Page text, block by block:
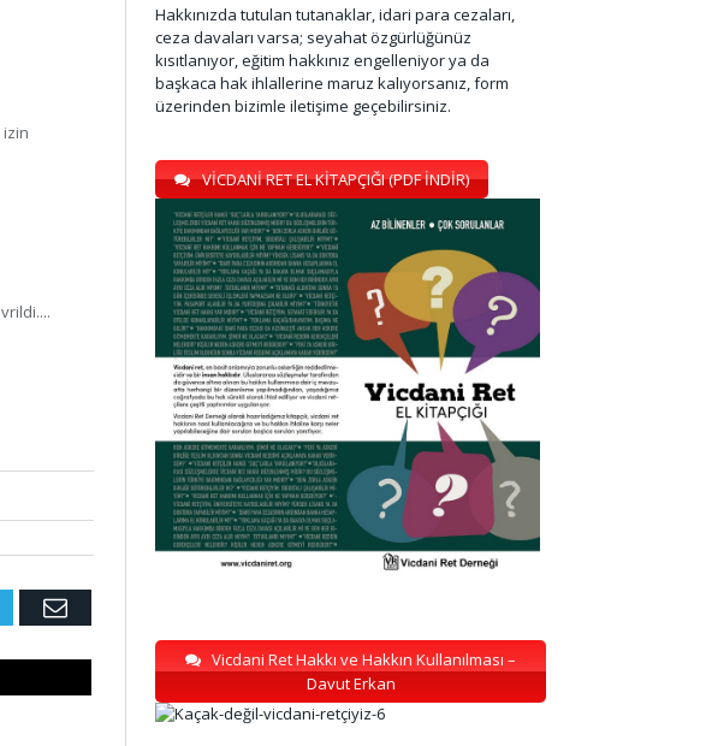
Email
Hakkınızda tutulan tutanaklar, idari para cezaları,
ceza davaları varsa; seyahat özgürlüğünüz
kısıtlanıyor, eğitim hakkınız engelleniyor ya da
başkaca hak ihlallerine maruz kalıyorsanız, form
üzerinden bizimle iletişime geçebilirsiniz.
VİCDANİ RET EL KİTAPÇIĞI (PDF İNDİR)
Vicdani Ret Hakkı ve Hakkın Kullanılması –
Davut Erkan